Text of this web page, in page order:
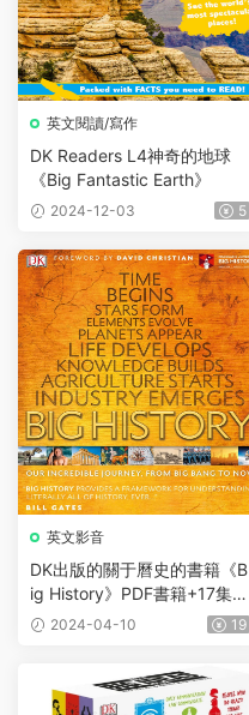
英文閱讀/寫作
DK Readers L4神奇的地球
《Big Fantastic Earth》
2024-12-03 5
英文影音
DK出版的關于曆史的書籍《B
ig History》PDF書籍+17集視
頻 2024-04-10 19